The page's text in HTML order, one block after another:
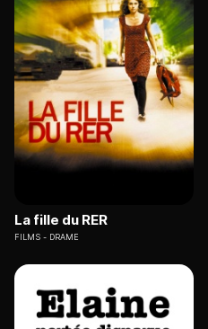
La fille du RER
FILMS DRAME